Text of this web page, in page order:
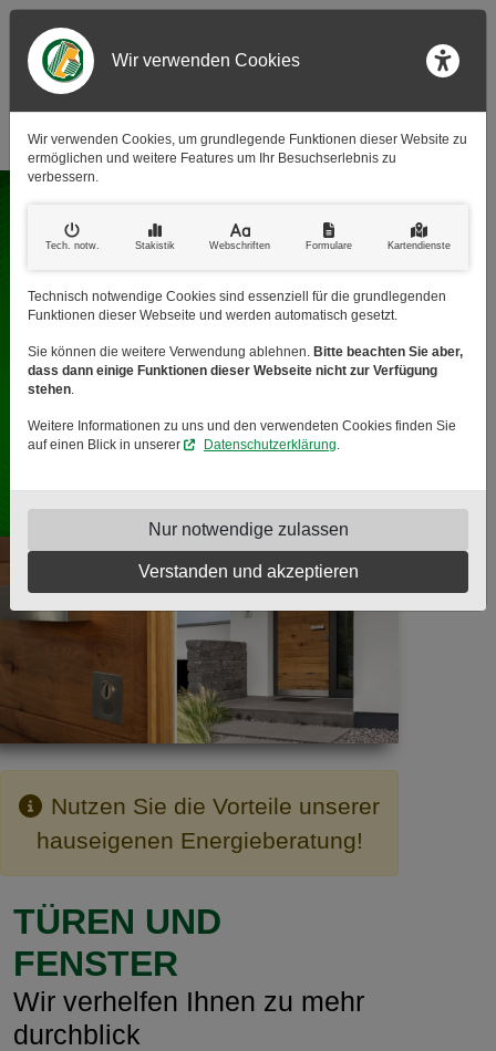
(0 65 52) 99 213 63
info@bauelemente-wolf.de
Besuchen Sie uns auf:
Facebook
Zu unseren
Nutzen Sie die Vorteile unserer
hauseigenen Energieberatung!
TÜREN UND
FENSTER
Wir verhelfen Ihnen zu mehr
durchblick
Wir verwenden Cookies
Wir verwenden Cookies, um grundlegende Funktionen dieser Website zu
ermöglichen und weitere Features um Ihr Besuchserlebnis zu
verbessern.
Tech. notw. Stakistik Webschriften Formulare Kartendienste
Technisch notwendige Cookies sind essenziell für die grundlegenden
Funktionen dieser Webseite und werden automatisch gesetzt.
Sie können die weitere Verwendung ablehnen.
Bitte beachten Sie aber,
dass dann einige Funktionen dieser Webseite nicht zur Verfügung
stehen
Weitere Informationen zu uns und den verwendeten Cookies finden Sie
auf einen Blick in unserer
Datenschutzerklärung
Nur notwendige zulassen
Verstanden und akzeptieren